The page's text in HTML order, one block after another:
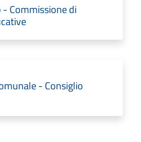
Commissione di
- Consiglio